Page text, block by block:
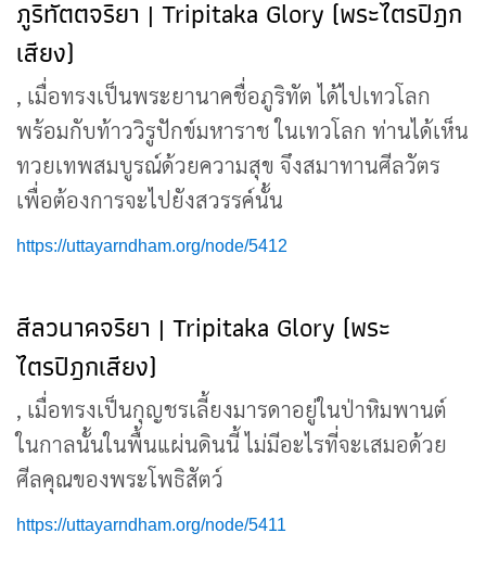
ภูริทัตตจริยา | Tripitaka Glory (พระไตรปิฎก
เสียง)
, เมื่อทรงเป็นพระยานาคชื่อภูริทัต ได้ไปเทวโลก
พร้อมกับท้าววิรูปักข์มหาราช ในเทวโลก ท่านได้เห็น
ทวยเทพสมบูรณ์ด้วยความสุข จึงสมาทานศีลวัตร
เพื่อต้องการจะไปยังสวรรค์นั้น
https://uttayarndham.org/node/5412
สีลวนาคจริยา | Tripitaka Glory (พระ
ไตรปิฎกเสียง)
, เมื่อทรงเป็นกุญชรเลี้ยงมารดาอยู่ในป่าหิมพานต์
ในกาลนั้นในพื้นแผ่นดินนี้ ไม่มีอะไรที่จะเสมอด้วย
ศีลคุณของพระโพธิสัตว์
https://uttayarndham.org/node/5411